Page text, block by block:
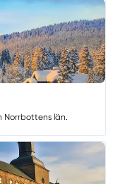
Norrbottens län.